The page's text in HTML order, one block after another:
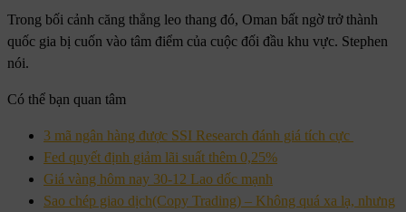
Trong bối cảnh căng thẳng leo thang đó, Oman bất ngờ trở thành
quốc gia bị cuốn vào tâm điểm của cuộc đối đầu khu vực. Stephen
nói.
Có thể bạn quan tâm
3 mã ngân hàng được SSI Research đánh giá tích cực
Fed quyết định giảm lãi suất thêm 0,25%
Giá vàng hôm nay 30-12 Lao dốc mạnh
Sao chép giao dịch(Copy Trading) – Không quá xa lạ, nhưng